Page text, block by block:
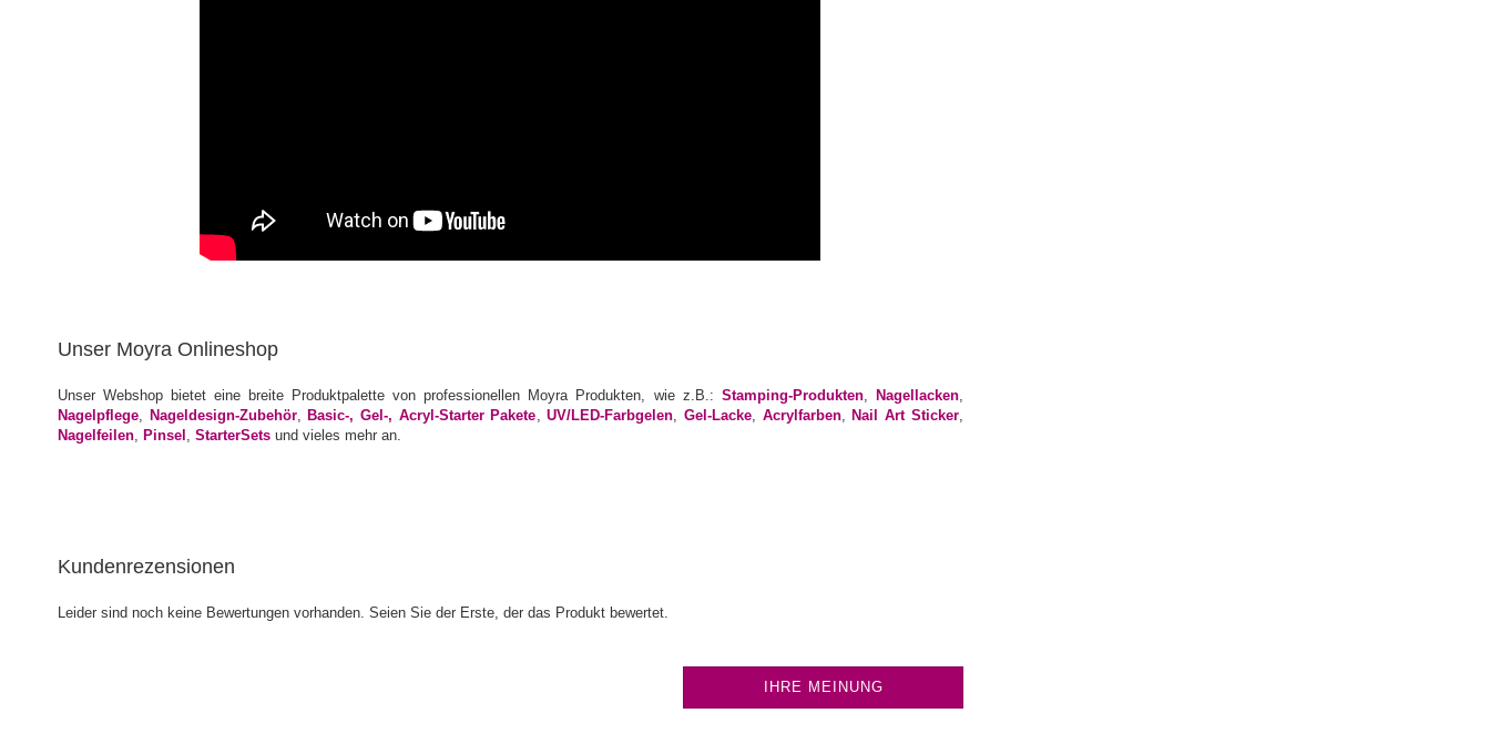
Unser Moyra Onlineshop
Unser Webshop bietet eine breite Produktpalette von professionellen Moyra Produkten, wie z.B.: Stamping-Produkten, Nagellacken,
Nagelpflege, Nageldesign-Zubehör, Basic-, Gel-, Acryl-Starter Pakete,UV/LED-Farbgelen, Gel-Lacke, Acrylfarben, Nail Art Sticker,
Nagelfeilen, Pinsel , StarterSets und vieles mehr an.
Kundenrezensionen
Leider sind noch keine Bewertungen vorhanden. Seien Sie der Erste, der das Produkt bewertet.
IHRE MEINUNG